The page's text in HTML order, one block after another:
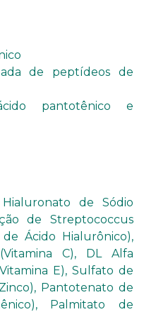
de peptídeos de
pantotênico e
de Sódio
de Streptococcus
Ácido Hialurônico),
C), DL Alfa
E), Sulfato de
Pantotenato de
Palmitato de